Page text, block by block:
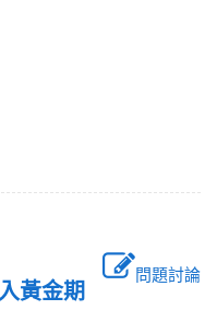
問題討論
黃金期